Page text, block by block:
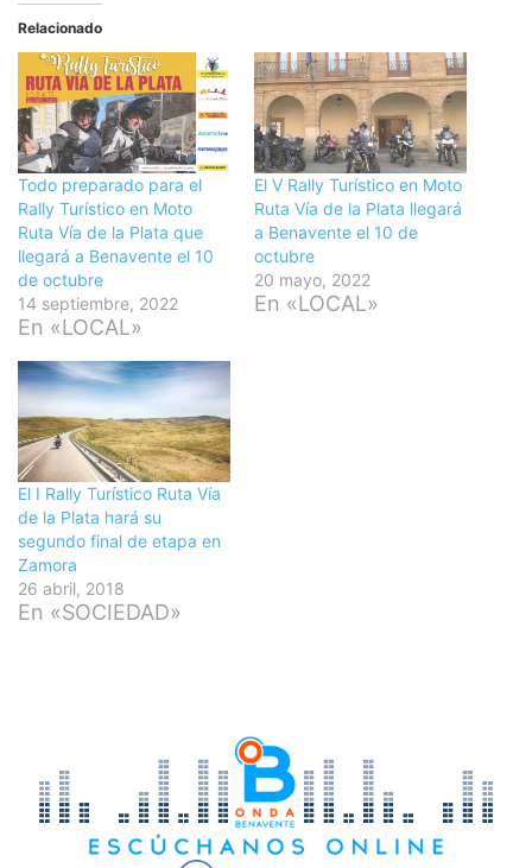
Relacionado
Todo preparado para el
Rally Turístico en Moto
Ruta Vía de la Plata que
llegará a Benavente el 10
de octubre
14 septiembre, 2022
En «LOCAL»
El V Rally Turístico en Moto
Ruta Vía de la Plata llegará
a Benavente el 10 de
octubre
20 mayo, 2022
En «LOCAL»
El I Rally Turístico Ruta Vía
de la Plata hará su
segundo final de etapa en
Zamora
26 abril, 2018
En «SOCIEDAD»